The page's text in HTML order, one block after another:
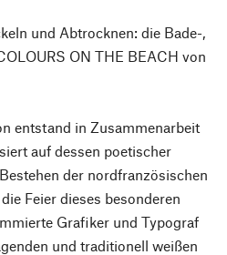
und Abtrocknen: die Bade-,
ON THE BEACH von
entstand in Zusammenarbeit
auf dessen poetischer
der nordfranzösischen
Feier dieses besonderen
Grafiker und Typograf
und traditionell weißen